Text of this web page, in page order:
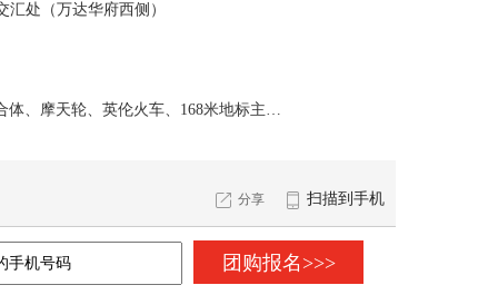
处（万达华府西侧）
市府板块唯一、第四代住宅、环球港综合体、摩天轮、英伦火车、168米地标主题酒店
分享 扫描到手机